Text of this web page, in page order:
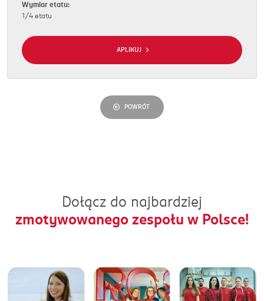
Wymiar etatu:
1/4 etatu
APLIKUJ
POWRÓT
Dołącz do najbardziej
zmotywowanego zespołu w Polsce!